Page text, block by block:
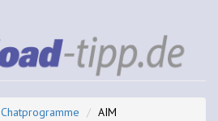
Chatprogramme AIM